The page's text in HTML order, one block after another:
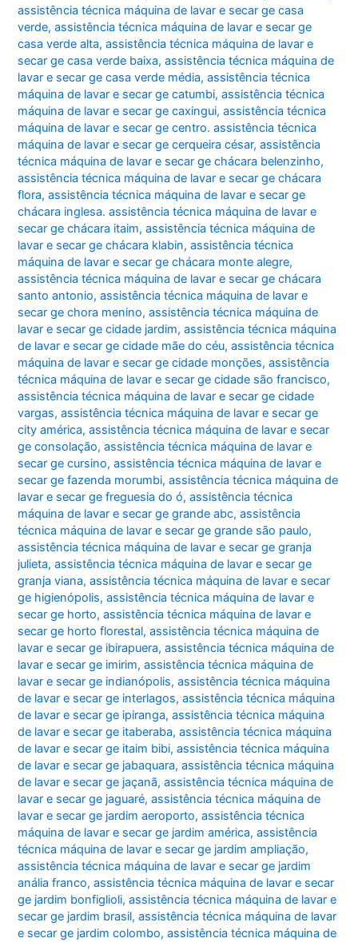
assistência técnica máquina de lavar e secar ge casa
verde,assistência técnica máquina de lavar e secar ge
casa verde alta,assistência técnica máquina de lavar e
secar ge casa verde baixa,assistência técnica máquina de
lavar e secar ge casa verde média,assistência técnica
máquina de lavar e secar ge catumbi,assistência técnica
máquina de lavar e secar ge caxingui,assistência técnica
máquina de lavar e secar ge centro. assistência técnica
máquina de lavar e secar ge cerqueira césar,assistência
técnica máquina de lavar e secar ge chácara belenzinho,
assistência técnica máquina de lavar e secar ge chácara
flora,assistência técnica máquina de lavar e secar ge
chácara inglesa. assistência técnica máquina de lavar e
secar ge chácara itaim,assistência técnica máquina de
lavar e secar ge chácara klabin,assistência técnica
máquina de lavar e secar ge chácara monte alegre,
assistência técnica máquina de lavar e secar ge chácara
santo antonio,assistência técnica máquina de lavar e
secar ge chora menino,assistência técnica máquina de
lavar e secar ge cidade jardim,assistência técnica máquina
de lavar e secar ge cidade mãe do céu,assistência técnica
máquina de lavar e secar ge cidade monções,assistência
técnica máquina de lavar e secar ge cidade são francisco,
assistência técnica máquina de lavar e secar ge cidade
vargas,assistência técnica máquina de lavar e secar ge
city américa,assistência técnica máquina de lavar e secar
ge consolação,assistência técnica máquina de lavar e
secar ge cursino,assistência técnica máquina de lavar e
secar ge fazenda morumbi,assistência técnica máquina de
lavar e secar ge freguesia do ó,assistência técnica
máquina de lavar e secar ge grande abc,assistência
técnica máquina de lavar e secar ge grande são paulo,
assistência técnica máquina de lavar e secar ge granja
julieta,assistência técnica máquina de lavar e secar ge
granja viana,assistência técnica máquina de lavar e secar
ge higienópolis,assistência técnica máquina de lavar e
secar ge horto,assistência técnica máquina de lavar e
secar ge horto florestal,assistência técnica máquina de
lavar e secar ge ibirapuera,assistência técnica máquina de
lavar e secar ge imirim,assistência técnica máquina de
lavar e secar ge indianópolis,assistência técnica máquina
de lavar e secar ge interlagos,assistência técnica máquina
de lavar e secar ge ipiranga,assistência técnica máquina
de lavar e secar ge itaberaba,assistência técnica máquina
de lavar e secar ge itaim bibi,assistência técnica máquina
de lavar e secar ge jabaquara,assistência técnica máquina
de lavar e secar ge jaçanã,assistência técnica máquina de
lavar e secar ge jaguaré,assistência técnica máquina de
lavar e secar ge jardim aeroporto,assistência técnica
máquina de lavar e secar ge jardim américa,assistência
técnica máquina de lavar e secar ge jardim ampliação,
assistência técnica máquina de lavar e secar ge jardim
anália franco,assistência técnica máquina de lavar e secar
ge jardim bonfiglioli,assistência técnica máquina de lavar e
secar ge jardim brasil,assistência técnica máquina de lavar
e secar ge jardim colombo,assistência técnica máquina de